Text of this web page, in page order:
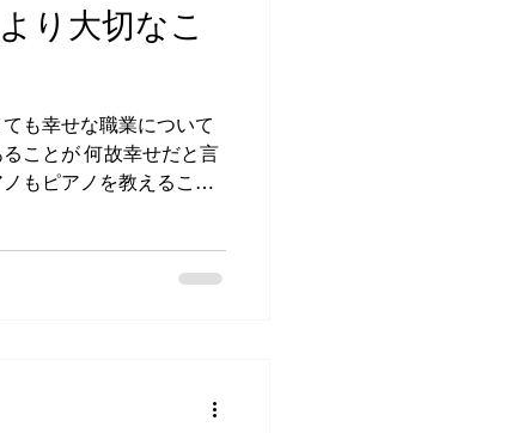
り大切なこ
も幸せな職業について
ことが 何故幸せだと言
もピアノを教えること